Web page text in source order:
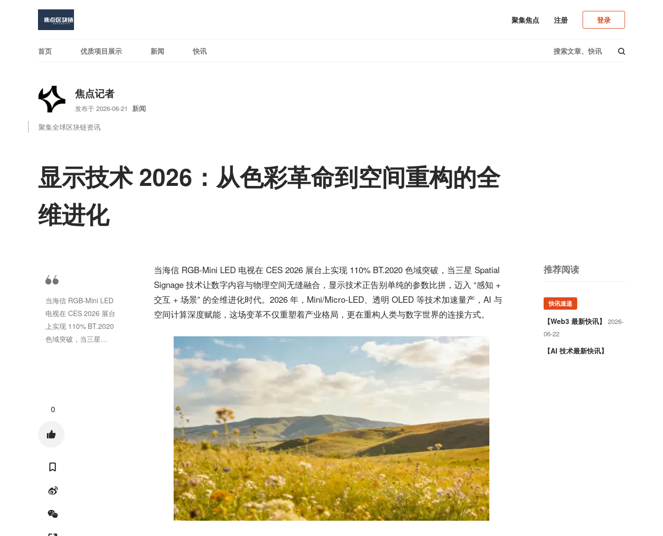
聚集焦点 注册 登录
首页 优质项目展示 新闻 快讯
焦点记者
发布于 2026-06-21
新闻
聚集全球区块链资讯
显示技术 2026：从色彩革命到空间重构的全
维进化
当海信 RGB-Mini LED
电视在 CES 2026 展台
上实现 110% BT.2020
色域突破，当三星
0
当海信 RGB-Mini LED 电视在 CES 2026 展台上实现 110% BT.2020 色域突破，当三星 Spatial
Signage 技术让数字内容与物理空间无缝融合，显示技术正告别单纯的参数比拼，迈入 “感知 +
交互 + 场景” 的全维进化时代。2026 年，Mini/Micro-LED、透明 OLED 等技术加速量产，AI 与
空间计算深度赋能，这场变革不仅重塑着产业格局，更在重构人类与数字世界的连接方式。
推荐阅读
快讯速递
【Web3 最新快讯】
2026-
06-22
【AI 技术最新快讯】